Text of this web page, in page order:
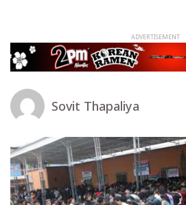
Sovit Thapaliya